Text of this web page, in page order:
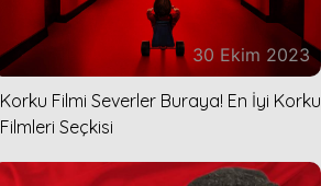
30 Ekim 2023
Korku Filmi Severler Buraya! En İyi Korku
Filmleri Seçkisi